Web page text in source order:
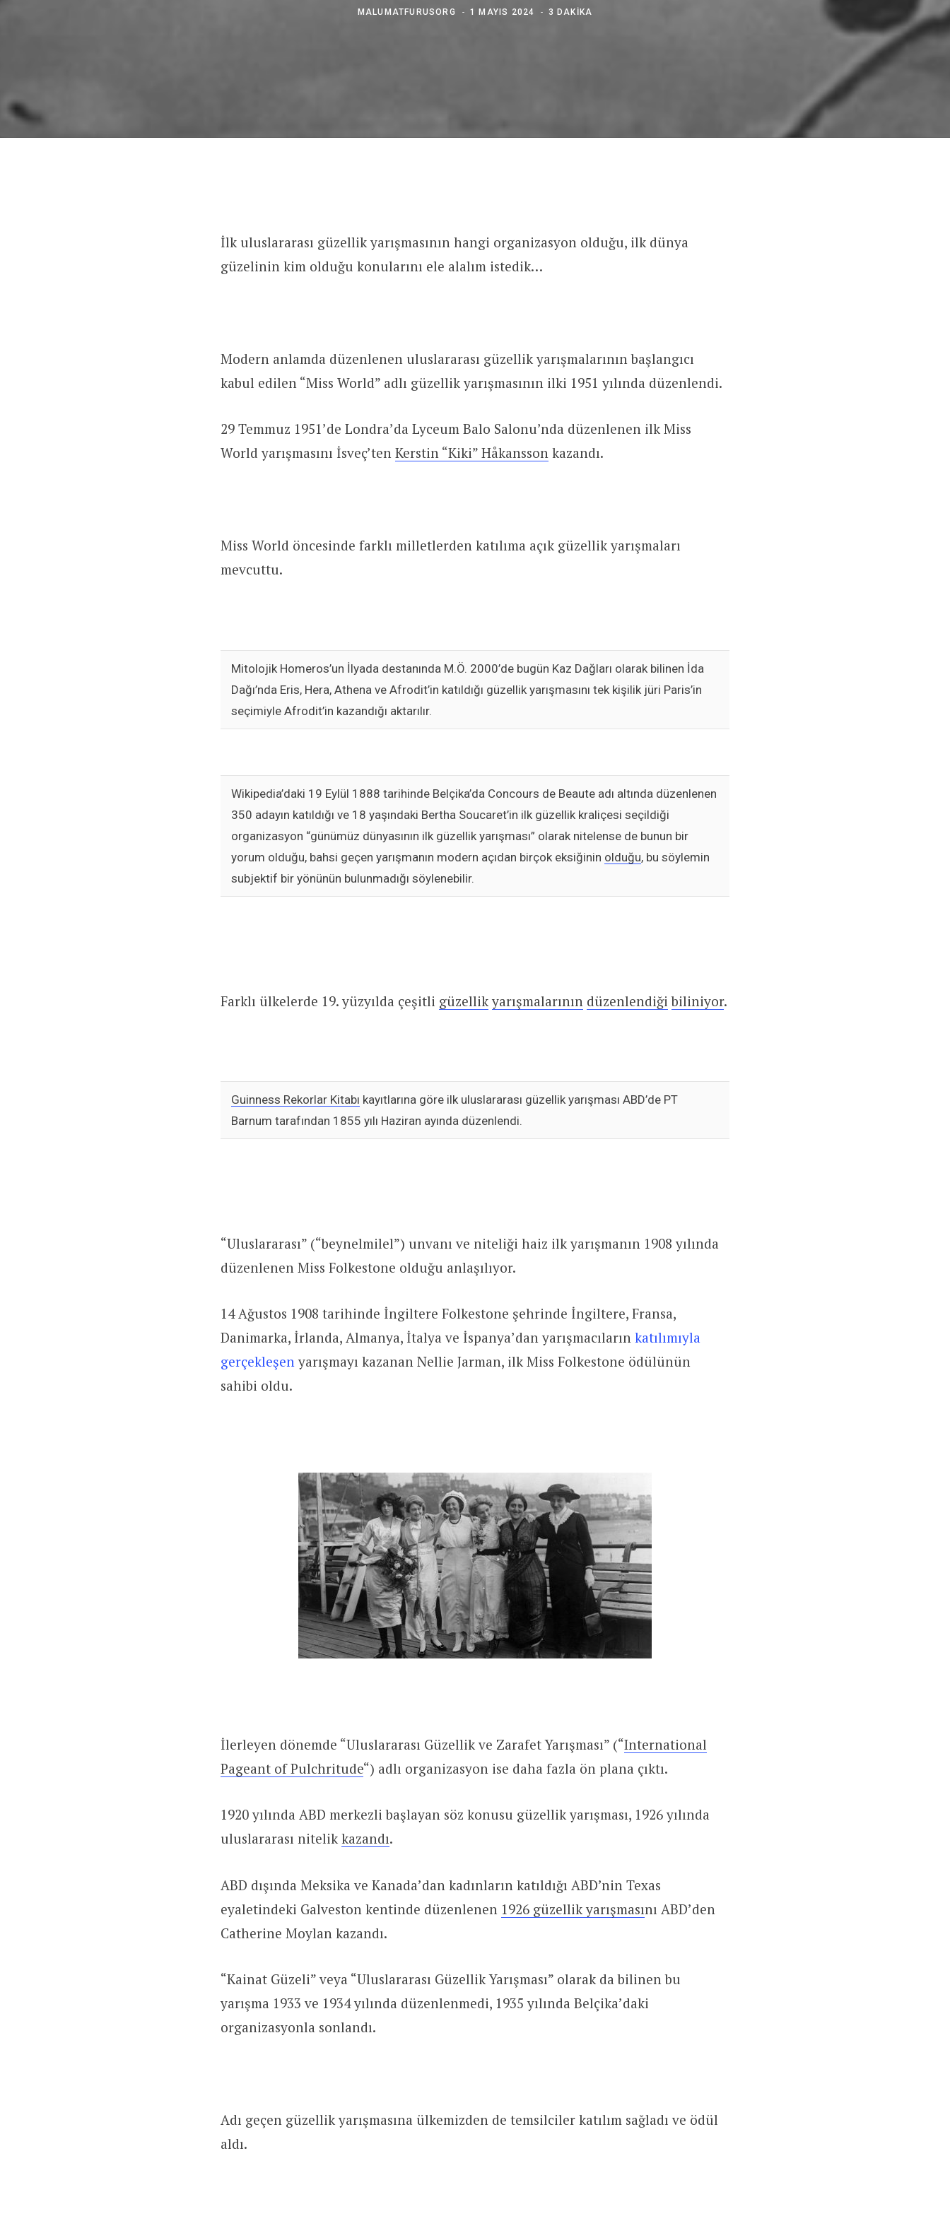
MALUMATFURUSORG 1 MAYIS 2024 3 DAKIKA
İlk uluslararası güzellik yarışmasının hangi organizasyon olduğu, ilk dünya
güzelinin kim olduğu konularını ele alalım istedik…
Modern anlamda düzenlenen uluslararası güzellik yarışmalarının başlangıcı
kabul edilen “Miss World” adlı güzellik yarışmasının ilki 1951 yılında düzenlendi.
29 Temmuz 1951’de Londra’da Lyceum Balo Salonu’nda düzenlenen ilk Miss
World yarışmasını İsveç’ten Kerstin “Kiki” Håkansson kazandı.
Miss World öncesinde farklı milletlerden katılıma açık güzellik yarışmaları
mevcuttu.
Mitolojik Homeros’un İlyada destanında M.Ö. 2000’de bugün Kaz Dağları olarak bilinen İda
Dağı’nda Eris, Hera, Athena ve Afrodit’in katıldığı güzellik yarışmasını tek kişilik jüri Paris’in
seçimiyle Afrodit’in kazandığı aktarılır.
Wikipedia’daki 19 Eylül 1888 tarihinde Belçika’da Concours de Beaute adı altında düzenlenen
350 adayın katıldığı ve 18 yaşındaki Bertha Soucaret’in ilk güzellik kraliçesi seçildiği
organizasyon “günümüz dünyasının ilk güzellik yarışması” olarak nitelense de bunun bir
yorum olduğu, bahsi geçen yarışmanın modern açıdan birçok eksiğinin olduğu, bu söylemin
subjektif bir yönünün bulunmadığı söylenebilir.
Farklı ülkelerde 19. yüzyılda çeşitli güzellik yarışmalarının düzenlendiği biliniyor.
Guinness Rekorlar Kitabı kayıtlarına göre ilk uluslararası güzellik yarışması ABD’de PT
Barnum tarafından 1855 yılı Haziran ayında düzenlendi.
“Uluslararası” (“beynelmilel”) unvanı ve niteliği haiz ilk yarışmanın 1908 yılında
düzenlenen Miss Folkestone olduğu anlaşılıyor.
14 Ağustos 1908 tarihinde İngiltere Folkestone şehrinde İngiltere, Fransa,
Danimarka, İrlanda, Almanya, İtalya ve İspanya’dan yarışmacıların katılımıyla
gerçekleşen yarışmayı kazanan Nellie Jarman, ilk Miss Folkestone ödülünün
sahibi oldu.
İlerleyen dönemde “Uluslararası Güzellik ve Zarafet Yarışması” (“International
Pageant of Pulchritude“) adlı organizasyon ise daha fazla ön plana çıktı.
1920 yılında ABD merkezli başlayan söz konusu güzellik yarışması, 1926 yılında
uluslararası nitelik kazandı.
ABD dışında Meksika ve Kanada’dan kadınların katıldığı ABD’nin Texas
eyaletindeki Galveston kentinde düzenlenen 1926 güzellik yarışmasını ABD’den
Catherine Moylan kazandı.
“Kainat Güzeli” veya “Uluslararası Güzellik Yarışması” olarak da bilinen bu
yarışma 1933 ve 1934 yılında düzenlenmedi, 1935 yılında Belçika’daki
organizasyonla sonlandı.
Adı geçen güzellik yarışmasına ülkemizden de temsilciler katılım sağladı ve ödül
aldı.